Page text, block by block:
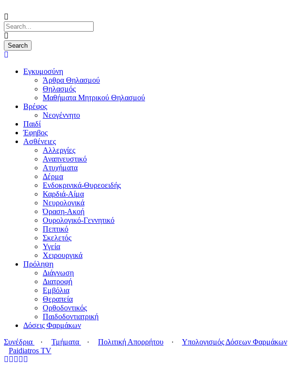
Εγκυμοσύνη
Άρθρα Θηλασμού
Θηλασμός
Μαθήματα Μητρικού Θηλασμού
Βρέφος
Νεογέννητο
Παιδί
Έφηβος
Ασθένειες
Αλλεργίες
Αναπνευστικό
Ατυχήματα
Δέρμα
Ενδοκρινικά-Θυρεοειδής
Καρδιά-Αίμα
Νευρολογικά
Όραση-Ακοή
Ουρολογικό-Γεννητικό
Πεπτικό
Σκελετός
Υγεία
Χειρουργικά
Πρόληψη
Διάγνωση
Διατροφή
Εμβόλια
Θεραπεία
Ορθοδοντικός
Παιδοδοντιατρική
Δόσεις Φαρμάκων
Συνέδρια
· Τμήματα · Πολιτική Απορρήτου ·
Υπολογισμός Δόσεων Φαρμάκων
Paidiatros TV